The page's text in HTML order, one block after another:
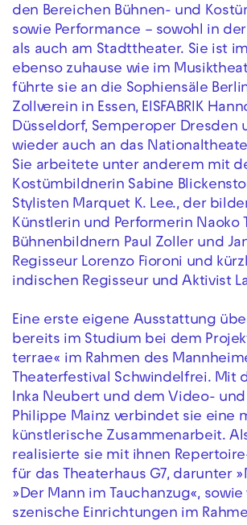
den Bereichen Bühnen- und
sowie Performance – sowohl in
als auch am Stadttheater. Sie ist
ebenso zuhause wie im
führte sie an die Sophiensäle Berlin,
Zollverein in Essen, EISFABRIK
Düsseldorf, Semperoper Dresden
wieder auch an das
Sie arbeitete unter anderem mit
Kostümbildnerin Sabine
Stylisten Marquet K. Lee., der
Künstlerin und Performerin Naoko
Bühnenbildnern Paul Zoller und
Regisseur Lorenzo Fioroni und
indischen Regisseur und Aktivist
Eine erste eigene Ausstattung
bereits im Studium bei dem
terrae« im Rahmen des
Theaterfestival Schwindelfrei. Mit
Inka Neubert und dem Video- und
Philippe Mainz verbindet sie eine
künstlerische Zusammenarbeit.
realisierte sie mit ihnen
für das Theaterhaus G7, darunter
»Der Mann im Tauchanzug«,
szenische Einrichtungen im